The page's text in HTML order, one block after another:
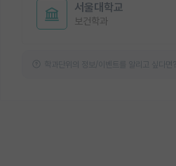
서울대학교
보건학과
학과단위의 정보/이벤트를 알리고 싶다면?